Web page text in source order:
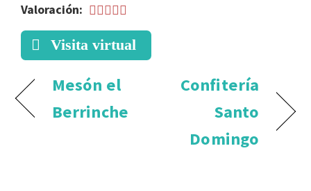
Valoración:
Visita virtual
Mesón el
Berrinche
Confitería
Santo
Domingo